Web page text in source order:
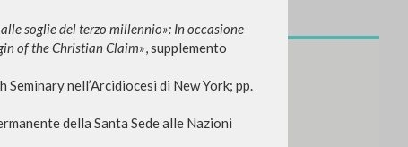
soglie del terzo millennio»: In occasione
of the Christian Claim», supplemento
nell’Arcidiocesi di New York; pp.
della Santa Sede alle Nazioni